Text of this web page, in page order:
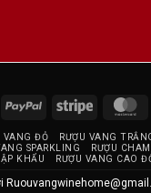
PayPal Stripe
VANG ĐỎ RƯỢU VANG
SPARKLING
RƯỢU
KHẨU
RƯỢU VANG CAO